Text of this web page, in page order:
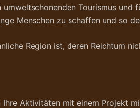
Tourismus und
Menschen zu schaffen und so
Region ist, deren Reichtum
Ihre Aktivitäten mit einem Projekt